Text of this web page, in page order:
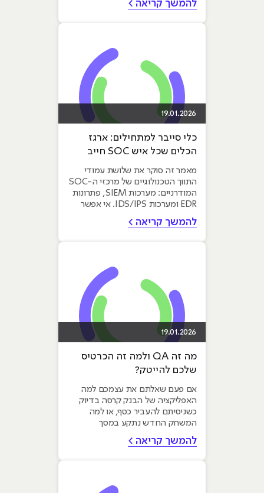
להמשך קריאה >
19.01.2026
כלי סייבר למתחילים: ארגז
הכלים שכל איש SOC חייב
מאמר זה סוקר את שלושת עמודי
התווך הטכנולוגיים של מרכזי ה-SOC
המודרניים: מערכות SIEM, פתרונות
EDR ומערכות IDS/IPS. אי אפשר
לעבוד בסייבר הארגוני רק עם...
להמשך קריאה >
19.01.2026
מה זה QA ולמה זה הכרטיס
שלכם להייטק?
אם פעם שאלתם את עצמכם למה
האפליקציה של הבנק קרסה בדיוק
כשניסיתם להעביר כסף, או למה
המשחק החדש נתקע במסך
הטעינה, התשובה נמצאת בדרך כלל
במחלקת ה-QA...
להמשך קריאה >